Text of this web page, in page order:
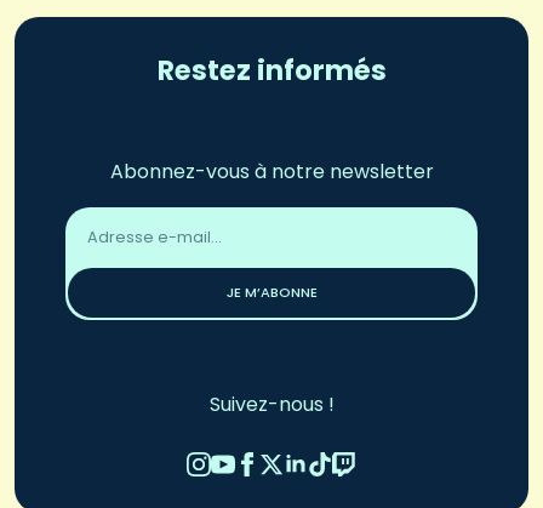
Restez informés
Abonnez-vous à notre newsletter
Adresse
email
JE M’ABONNE
Suivez-nous !